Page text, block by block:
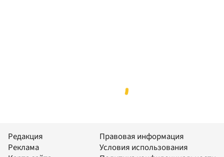
Редакция
Реклама
Правовая информация
Условия использования